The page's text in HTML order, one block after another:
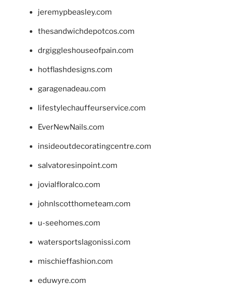
jeremypbeasley.com
thesandwichdepotcos.com
drgiggleshouseofpain.com
hotflashdesigns.com
garagenadeau.com
lifestylechauffeurservice.com
EverNewNails.com
insideoutdecoratingcentre.com
salvatoresinpoint.com
jovialfloralco.com
johnlscotthometeam.com
u-seehomes.com
watersportslagonissi.com
mischieffashion.com
eduwyre.com